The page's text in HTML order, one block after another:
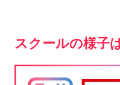
スクールの様子